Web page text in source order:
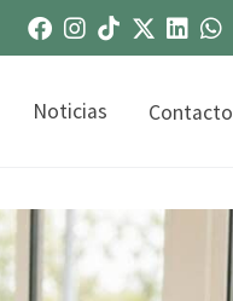
Noticias Contacto